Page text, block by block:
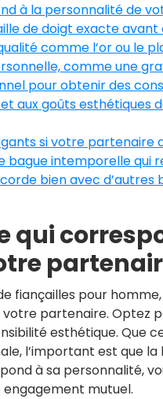
à la personnalité de
de doigt exacte avant
comme l’or ou le
comme une
pour obtenir des
aux goûts esthétiques
si votre partenaire
bague intemporelle qui
bien avec
qui
fiançailles pour
partenaire. Optez
esthétique. Que
l’important est que
à sa personnalité,
mutuel.